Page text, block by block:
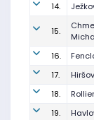
14.
15.
16.
17.
18.
19.